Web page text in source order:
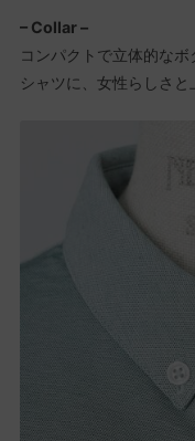
– Collar –
コンパクトで立体的な
シャツに、女性らしさと